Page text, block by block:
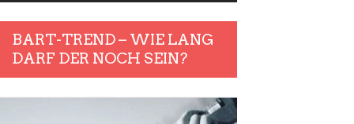
BART-TREND – WIE LANG
DARF DER NOCH SEIN?